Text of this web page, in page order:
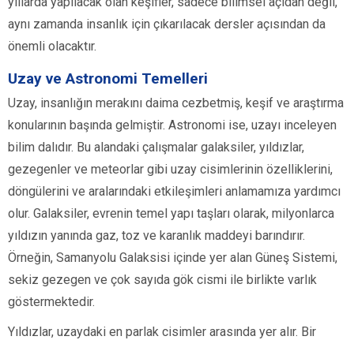
aynı zamanda insanlık için çıkarılacak dersler açısından da
önemli olacaktır.
Uzay ve Astronomi Temelleri
Uzay, insanlığın merakını daima cezbetmiş, keşif ve araştırma
konularının başında gelmiştir. Astronomi ise, uzayı inceleyen
bilim dalıdır. Bu alandaki çalışmalar galaksiler, yıldızlar,
gezegenler ve meteorlar gibi uzay cisimlerinin özelliklerini,
döngülerini ve aralarındaki etkileşimleri anlamamıza yardımcı
olur. Galaksiler, evrenin temel yapı taşları olarak, milyonlarca
yıldızın yanında gaz, toz ve karanlık maddeyi barındırır.
Örneğin, Samanyolu Galaksisi içinde yer alan Güneş Sistemi,
sekiz gezegen ve çok sayıda gök cismi ile birlikte varlık
göstermektedir.
Yıldızlar, uzaydaki en parlak cisimler arasında yer alır. Bir